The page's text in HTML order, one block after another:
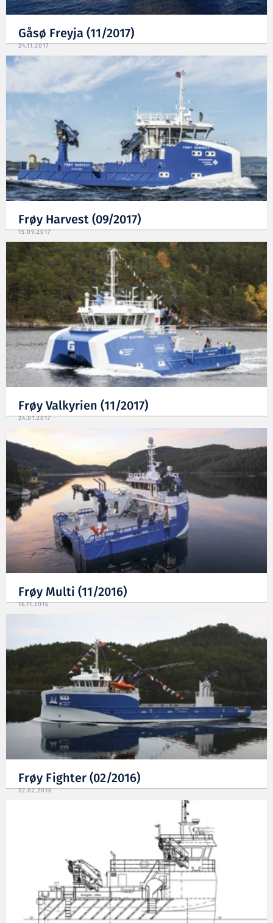
Gåsø Freyja (11/2017)
24.11.2017
Frøy Harvest (09/2017)
15.09.2017
Frøy Valkyrien (11/2017)
24.01.2017
Frøy Multi (11/2016)
16.11.2016
Frøy Fighter (02/2016)
22.02.2016